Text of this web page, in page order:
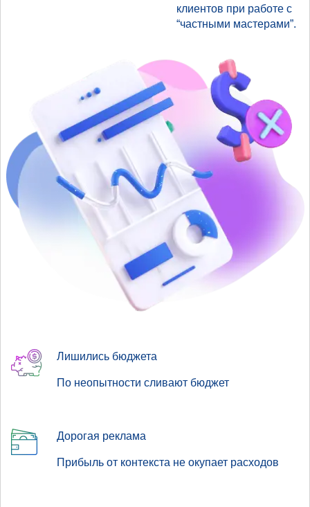
клиентов при работе с
“частными мастерами”.
Лишились бюджета
По неопытности сливают бюджет
Дорогая реклама
Прибыль от контекста не окупает расходов